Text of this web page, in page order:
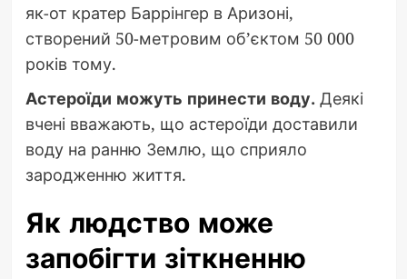
як-от кратер Баррінгер в Аризоні,
створений 50-метровим об’єктом 50 000
років тому.
Астероїди можуть принести воду. Деякі
вчені вважають, що астероїди доставили
воду на ранню Землю, що сприяло
зародженню життя.
Як людство може
запобігти зіткненню